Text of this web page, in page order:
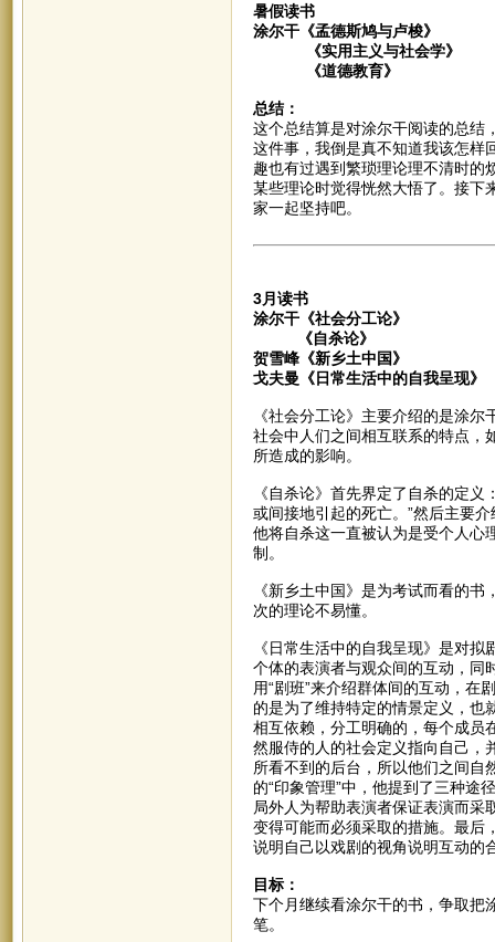
暑假读书
涂尔干《孟德斯鸠与卢梭》
《实用主义与社会学》
《道德教育》
总结：
这个总结算是对涂尔干阅读的总结
这件事，我倒是真不知道我该怎样
趣也有过遇到繁琐理论理不清时的
某些理论时觉得恍然大悟了。接下
家一起坚持吧。
3月读书
涂尔干《社会分工论》
《自杀论》
贺雪峰《新乡土中国》
戈夫曼《日常生活中的自我呈现》
《社会分工论》主要介绍的是涂
社会中人们之间相互联系的特点，
所造成的影响。
《自杀论》首先界定了自杀的定
或间接地引起的死亡。”然后主要
他将自杀这一直被认为是受个人心
制。
《新乡土中国》是为考试而看的
次的理论不易懂。
《日常生活中的自我呈现》是对
个体的表演者与观众间的互动，同
用“剧班”来介绍群体间的互动，在
的是为了维持特定的情景定义，也
相互依赖，分工明确的，每个成员
然服侍的人的社会定义指向自己，
所看不到的后台，所以他们之间自
的“印象管理”中，他提到了三种途
局外人为帮助表演者保证表演而采
变得可能而必须采取的措施。最后
说明自己以戏剧的视角说明互动的
目标：
下个月继续看涂尔干的书，争取把
笔。